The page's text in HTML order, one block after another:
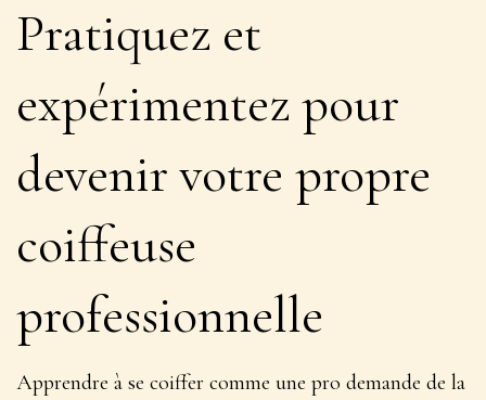
Pratiquez et
expérimentez pour
devenir votre propre
coiffeuse
professionnelle
Apprendre à se coiffer comme une pro demande de la